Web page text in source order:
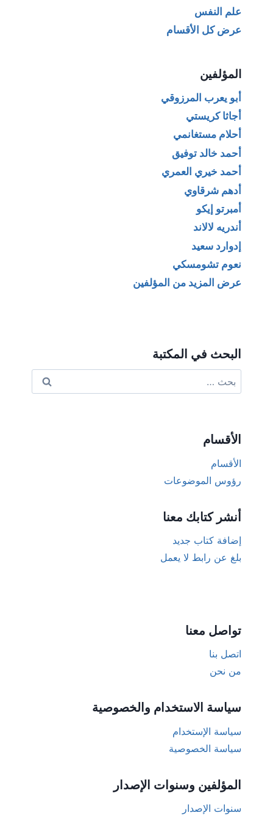
علم النفس
عرض كل الأقسام
المؤلفين
أبو يعرب المرزوقي
أجاثا كريستي
أحلام مستغانمي
أحمد خالد توفيق
أحمد خيري العمري
أدهم شرقاوي
أمبرتو إيكو
أندريه لالاند
إدوارد سعيد
نعوم تشومسكي
عرض المزيد من المؤلفين
البحث في المكتبة
عن:
الأقسام
الأقسام
رؤوس الموضوعات
أنشر كتابك معنا
إضافة كتاب جديد
بلغ عن رابط لا يعمل
تواصل معنا
اتصل بنا
من نحن
سياسة الاستخدام والخصوصية
سياسة الإستخدام
سياسة الخصوصية
المؤلفين وسنوات الإصدار
سنوات الإصدار